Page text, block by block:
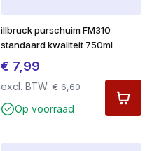
illbruck purschuim FM310
standaard kwaliteit 750ml
€ 7,99
excl. BTW: € 6,60
Op voorraad